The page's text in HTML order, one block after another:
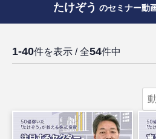
たけぞう のセミナー動
1-40件を表示 / 全54件中